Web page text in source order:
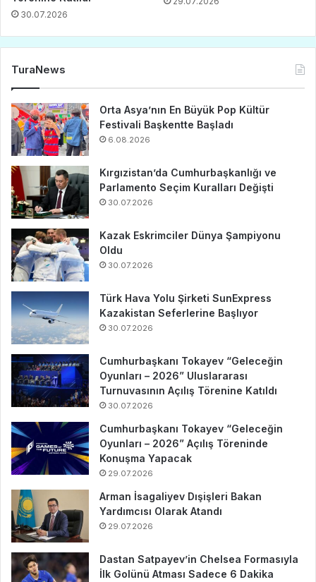
30.07.2026
TuraNews
Orta Asya’nın En Büyük Pop Kültür
Festivali Başkentte Başladı
6.08.2026
Kırgızistan’da Cumhurbaşkanlığı ve
Parlamento Seçim Kuralları Değişti
30.07.2026
Kazak Eskrimciler Dünya Şampiyonu
Oldu
30.07.2026
Türk Hava Yolu Şirketi SunExpress
Kazakistan Seferlerine Başlıyor
30.07.2026
Cumhurbaşkanı Tokayev “Geleceğin
Oyunları – 2026” Uluslararası
Turnuvasının Açılış Törenine Katıldı
30.07.2026
Cumhurbaşkanı Tokayev “Geleceğin
Oyunları – 2026” Açılış Töreninde
Konuşma Yapacak
29.07.2026
Arman İsagaliyev Dışişleri Bakan
Yardımcısı Olarak Atandı
29.07.2026
Dastan Satpayev’in Chelsea Formasıyla
İlk Golünü Atması Sadece 6 Dakika